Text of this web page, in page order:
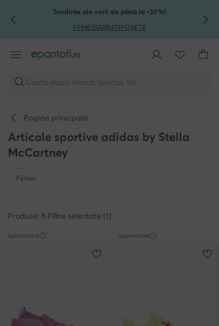
TRECI LA CONȚINUTUL PRINCIPAL
MERGI LA CĂUTARETendințe ale verii de până la -35%!
FEMEIBĂRBAȚIPOȘETE
Caută după marcă, produs, stil
Pagina principală
Articole sportive adidas by Stella
McCartney
Femei
Produse: 8·Filtre selectate (1)
Sponsorizat Sponsorizat